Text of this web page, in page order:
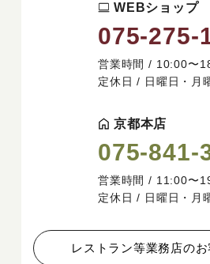
WEBショップ
075-275-
営業時間 / 10:00〜
定休日 / 日曜日・月
京都本店
075-841-
営業時間 / 11:00〜
定休日 / 日曜日・月
レストラン等業務店の